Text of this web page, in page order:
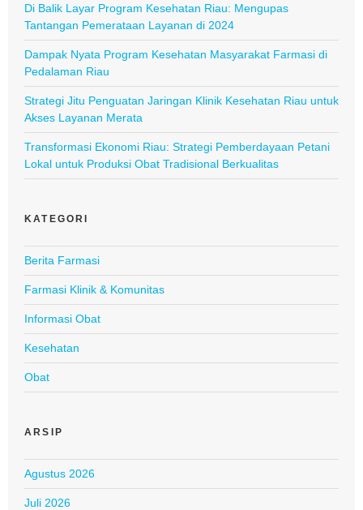
Di Balik Layar Program Kesehatan Riau: Mengupas
Tantangan Pemerataan Layanan di 2024
Dampak Nyata Program Kesehatan Masyarakat Farmasi di
Pedalaman Riau
Strategi Jitu Penguatan Jaringan Klinik Kesehatan Riau untuk
Akses Layanan Merata
Transformasi Ekonomi Riau: Strategi Pemberdayaan Petani
Lokal untuk Produksi Obat Tradisional Berkualitas
KATEGORI
Berita Farmasi
Farmasi Klinik & Komunitas
Informasi Obat
Kesehatan
Obat
ARSIP
Agustus 2026
Juli 2026